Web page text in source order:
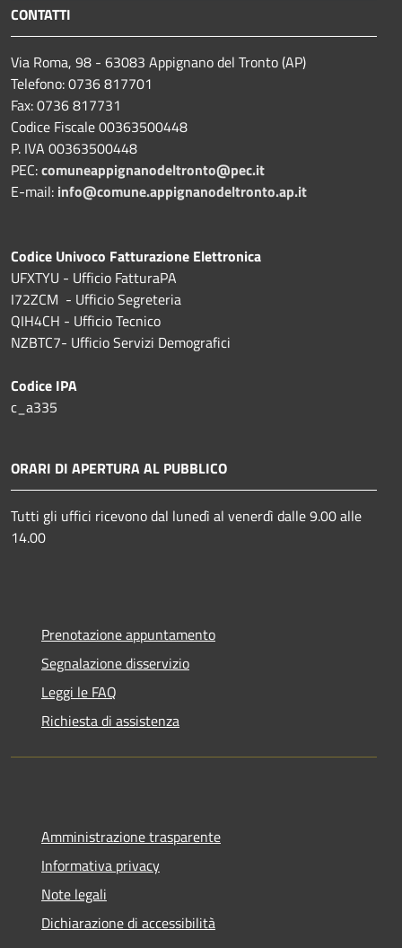
CONTATTI
Via Roma, 98 - 63083 Appignano del Tronto (AP)
Telefono: 0736 817701
Fax: 0736 817731
Codice Fiscale 00363500448
P. IVA 00363500448
PEC:comuneappignanodeltronto@pec.it
E-mail: info@comune.appignanodeltronto.ap.it
Codice Univoco Fatturazione Elettronica
UFXTYU - Ufficio FatturaPA
I72ZCM - Ufficio Segreteria
QIH4CH - Ufficio Tecnico
NZBTC7- Ufficio Servizi Demografici
Codice IPA
c_a335
ORARI DI APERTURA AL PUBBLICO
Tutti gli uffici ricevono dal lunedì al venerdì dalle 9.00 alle
14.00
Prenotazione appuntamento
Segnalazione disservizio
Leggi le FAQ
Richiesta di assistenza
Amministrazione trasparente
Informativa privacy
Note legali
Dichiarazione di accessibilità